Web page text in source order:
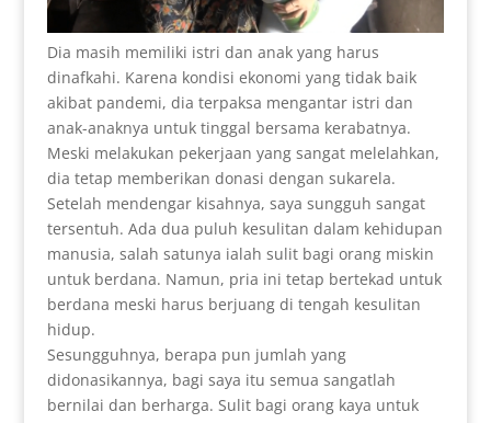
Dia masih memiliki istri dan anak yang harus
dinafkahi. Karena kondisi ekonomi yang tidak baik
akibat pandemi, dia terpaksa mengantar istri dan
anak-anaknya untuk tinggal bersama kerabatnya.
Meski melakukan pekerjaan yang sangat melelahkan,
dia tetap memberikan donasi dengan sukarela.
Setelah mendengar kisahnya, saya sungguh sangat
tersentuh. Ada dua puluh kesulitan dalam kehidupan
manusia, salah satunya ialah sulit bagi orang miskin
untuk berdana. Namun, pria ini tetap bertekad untuk
berdana meski harus berjuang di tengah kesulitan
hidup.
Sesungguhnya, berapa pun jumlah yang
didonasikannya, bagi saya itu semua sangatlah
bernilai dan berharga. Sulit bagi orang kaya untuk